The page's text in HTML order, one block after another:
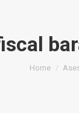
You are
Home